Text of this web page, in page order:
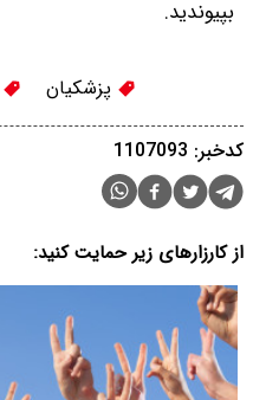
بپیوندید.
پزشکیان
کدخبر: 1107093
از کارزارهای زیر حمایت کنید: